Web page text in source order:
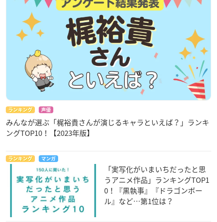
ランキング 声優
みんなが選ぶ「梶裕貴さんが演じるキャラといえば？」ランキ
ングTOP10！【2023年版】
ランキング マンガ
「実写化がいまいちだったと思
うアニメ作品」ランキングTOP1
0！『黒執事』『ドラゴンボー
ル』など…第1位は？